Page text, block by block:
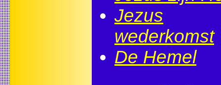
Jezus
wederkomst
De Hemel